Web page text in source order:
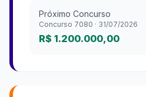
Próximo Concurso
Concurso 7080 · 31/07/2026
R$ 1.200.000,00